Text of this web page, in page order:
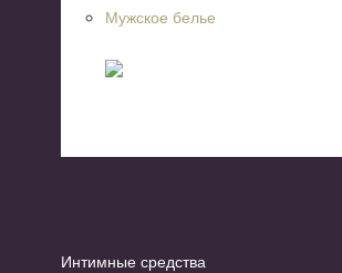
Мужское белье
Интимные средства